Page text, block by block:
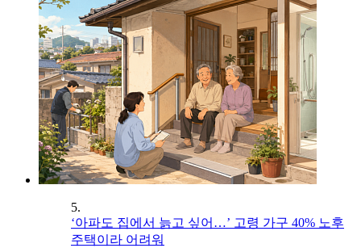
5.
‘아파도 집에서 늙고 싶어…’ 고령 가구 40% 노후
주택이라 어려워